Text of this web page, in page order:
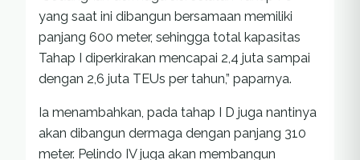
yang saat ini dibangun bersamaan memiliki
panjang 600 meter, sehingga total kapasitas
Tahap I diperkirakan mencapai 2,4 juta sampai
dengan 2,6 juta TEUs per tahun,” paparnya.
Ia menambahkan, pada tahap I D juga nantinya
akan dibangun dermaga dengan panjang 310
meter. Pelindo IV juga akan membangun